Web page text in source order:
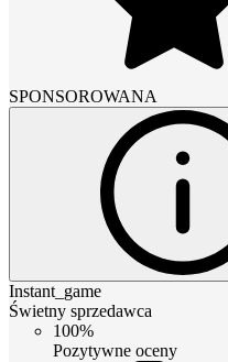
SPONSOROWANA
Instant_game
Świetny sprzedawca
100%
Pozytywne oceny